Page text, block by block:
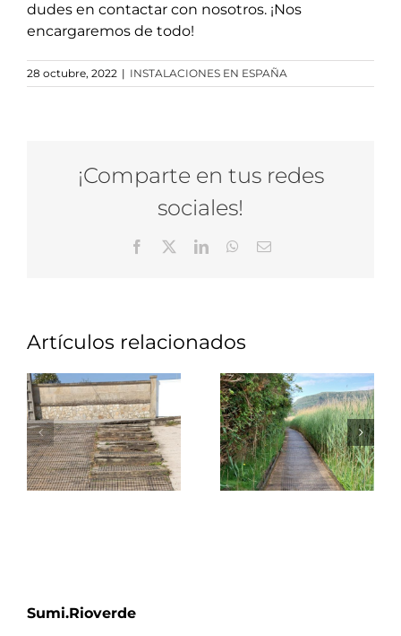
dudes en contactar con nosotros. ¡Nos
encargaremos de todo!
28 octubre, 2022 | INSTALACIONES EN ESPAÑA
¡Comparte en tus redes
sociales!
Facebook LinkedInWhatsApp
Correo
Artículos relacionados
Sumi.Rioverde